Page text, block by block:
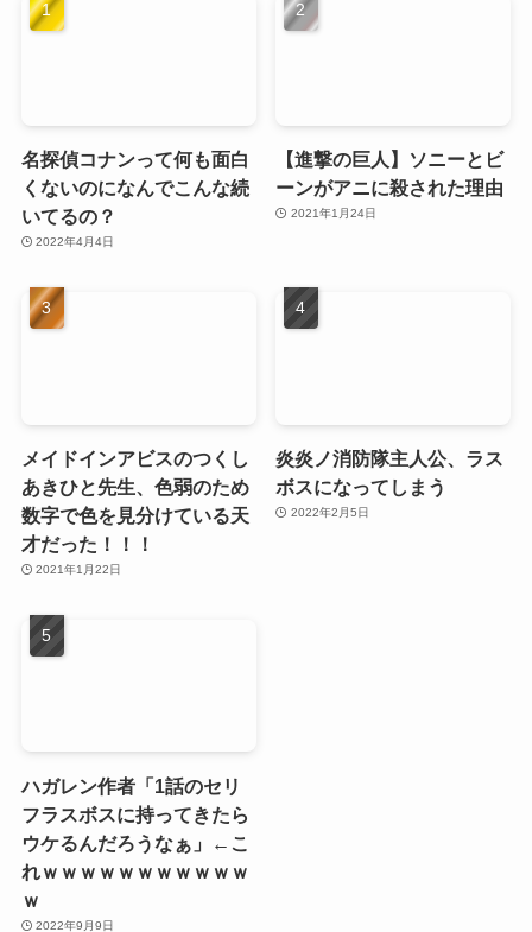
名探偵コナンって何も面白
くないのになんでこんな続
いてるの？
2022年4月4日
【進撃の巨人】ソニーとビ
ーンがアニに殺された理由
2021年1月24日
メイドインアビスのつくし
あきひと先生、色弱のため
数字で色を見分けている天
才だった！！！
2021年1月22日
炎炎ノ消防隊主人公、ラス
ボスになってしまう
2022年2月5日
ハガレン作者「1話のセリ
フラスボスに持ってきたら
ウケるんだろうなぁ」←こ
れｗｗｗｗｗｗｗｗｗｗｗ
ｗ
2022年9月9日